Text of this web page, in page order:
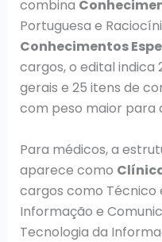
combina
Portuguesa e
Conhecimentos
cargos, o edital indica
gerais e 25 itens de
com peso maior para
Para médicos, a
aparece como
cargos como Técnico
Informação e
Tecnologia da